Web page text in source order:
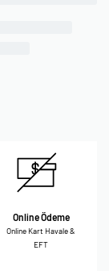
Online Ödeme
Online Kart Havale &
EFT